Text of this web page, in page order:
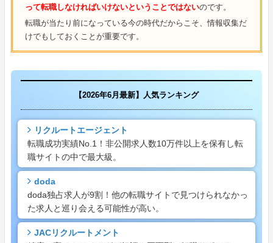
って転職しなければいけないということではないのです。
転職が当たり前になっている今の時代だからこそ、情報収集だ
けでもしておくことが重要です。
【2026年6月最新】人気ランキング
リクルートエージェント
転職成功実績No.1！非公開求人数10万件以上を保有し転
職サイトの中で最大級。
doda
doda独占求人が9割！他の転職サイトで見つけられなかっ
た求人と巡り会える可能性が高い。
JACリクルートメント